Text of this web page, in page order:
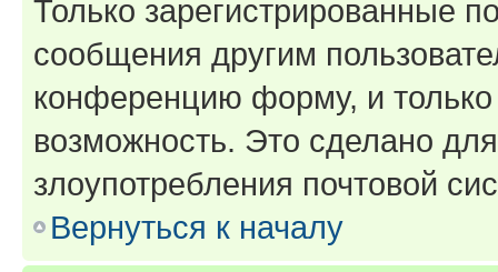
Только зарегистрированные
сообщения другим
конференцию форму, и
возможность. Это сделано
злоупотребления почтовой
Вернуться к началу